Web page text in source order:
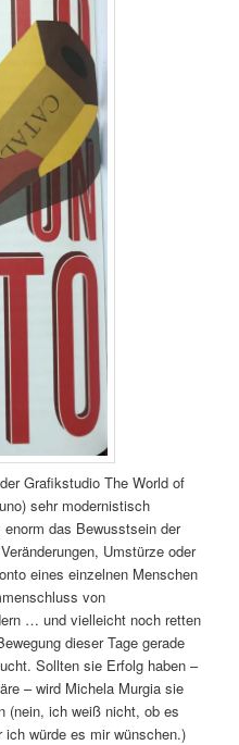
Grafikstudio The World of
sehr modernistisch
das Bewusstsein der
Umstürze oder
eines einzelnen Menschen
von
… und vielleicht noch retten
dieser Tage gerade
Sollten sie Erfolg haben –
– wird Michela Murgia sie
(nein, ich weiß nicht, ob es
würde es mir wünschen.)